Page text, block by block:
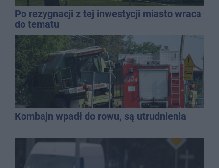
Po rezygnacji z tej inwestycji miasto wraca
do tematu
Kombajn wpadł do rowu, są utrudnienia